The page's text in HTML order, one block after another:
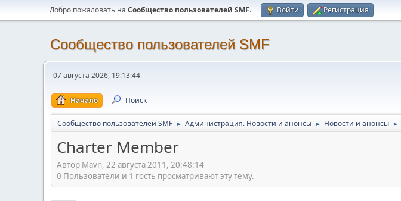
Добро пожаловать на Cообщество пользователей SMF. Войти Регистрация
Cообщество пользователей SMF
07 августа 2026, 19:13:44
Начало Поиск
Cообщество пользователей SMF ► Администрация. Новости и анонсы ► Новости и анонсы ►
Charter Member
Автор Mavn, 22 августа 2011, 20:48:14
0 Пользователи и 1 гость просматривают эту тему.